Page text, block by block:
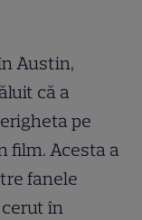
Austin,
că a
pe
film. Acesta a
fanele
în